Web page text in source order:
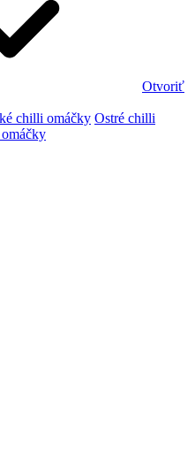
Otvoriť
chilli omáčky Ostré chilli